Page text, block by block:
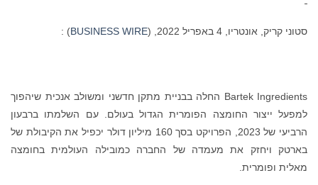
סטוני קריק, אונטריו, 4 באפריל 2022, ( BUSINESS WIRE
) :
Bartek Ingredients החלה בבניית מתקן חדשני ומשולב אנכית שיהפוך
למפעל ייצור החומצה הפומרית הגדול בעולם. עם השלמתו ברבעון
הרביעי של 2023, הפרויקט בסך 160 מיליון דולר יכפיל את הקיבולת של
בארטק ויחזק את מעמדה של החברה כמובילה העולמית בחומצה
מאלית ופומרית.